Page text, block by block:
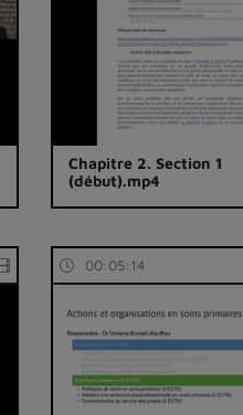
Chapitre 2. Section 1
(début).mp4
00:05:14